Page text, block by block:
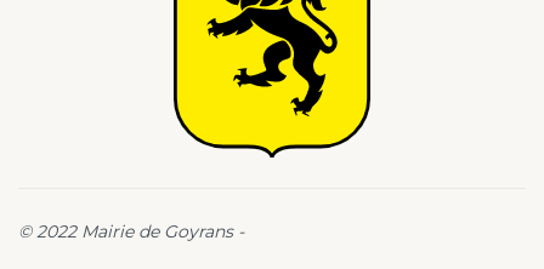
© 2022 Mairie de Goyrans -